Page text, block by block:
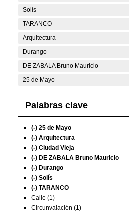
Solís
TARANCO
Arquitectura
Durango
DE ZABALA Bruno Mauricio
25 de Mayo
Palabras clave
(-) 25 de Mayo
(-) Arquitectura
(-) Ciudad Vieja
(-) DE ZABALA Bruno Mauricio
(-) Durango
(-) Solís
(-) TARANCO
Calle (1)
Circunvalación (1)